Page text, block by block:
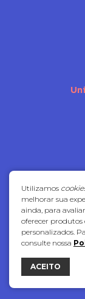
Utilizamos
melhorar sua
ainda, para
oferecer produtos
personalizados.
consulte nossa
ACEITO